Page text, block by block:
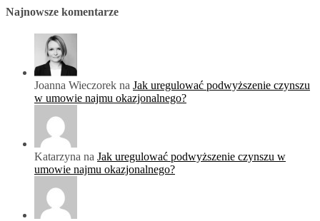
Najnowsze komentarze
Joanna Wieczorek na Jak uregulować podwyższenie czynszu
w umowie najmu okazjonalnego?
Katarzyna na Jak uregulować podwyższenie czynszu w
umowie najmu okazjonalnego?